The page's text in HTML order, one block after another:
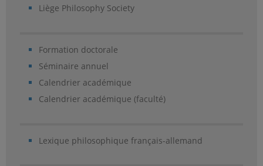
Liège Philosophy Society
Formation doctorale
Séminaire annuel
Calendrier académique
Calendrier académique (faculté)
Lexique philosophique français-allemand